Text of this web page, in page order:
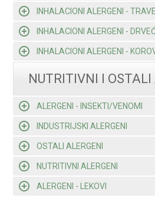
INHALACIONI ALERGENI - TRAVE
INHALACIONI ALERGENI -
INHALACIONI ALERGENI -
NUTRITIVNI I OSTALI
ALERGENI - INSEKTI/VENOMI
INDUSTRIJSKI ALERGENI
OSTALI ALERGENI
NUTRITIVNI ALERGENI
ALERGENI - LEKOVI